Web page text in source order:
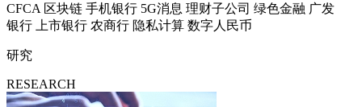
CFCA 区块链 手机银行 5G消息 理财子公司 绿色金融 广发
银行
上市银行 农商行 隐私计算 数字人民币
研究
RESEARCH